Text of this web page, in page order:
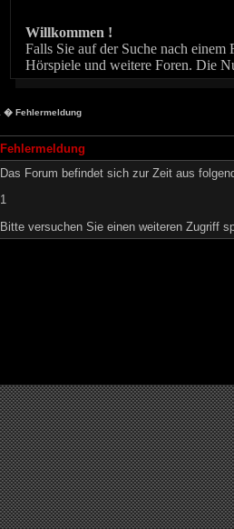
Willkommen !
Falls Sie auf der Suche nach
Hörspiele und weitere Foren. Die
� Fehlermeldung
Fehlermeldung
Das Forum befindet sich zur Zeit aus
1
Bitte versuchen Sie einen weiteren Zugriff